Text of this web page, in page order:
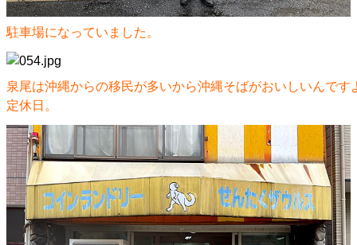
駐車場になっていました。
泉尾は沖縄からの移民が多いから沖縄そばがおいしいんです
定休日。